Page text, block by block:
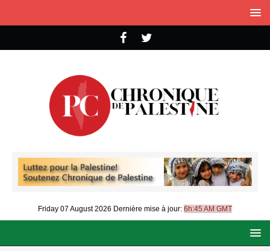
Friday 07 August 2026 Dernière mise à jour: 6h:45 AM GMT